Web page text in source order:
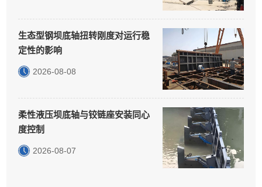
生态型钢坝底轴扭转刚度对运行稳
定性的影响
2026-08-08
柔性液压坝底轴与铰链座安装同心
度控制
2026-08-07